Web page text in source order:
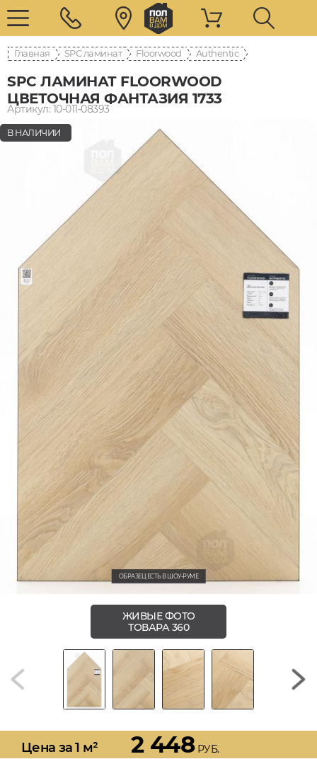
Главная SPC ламинат Floorwood Authentic
SPC ЛАМИНАТ FLOORWOOD
ЦВЕТОЧНАЯ ФАНТАЗИЯ 1733
Артикул: 10-011-08393
В НАЛИЧИИ
ОБРАЗЕЦ ЕСТЬ В ШОУ-РУМЕ
ЖИВЫЕ ФОТО
ТОВАРА 360
Цена за 1 м² 2 448РУБ.